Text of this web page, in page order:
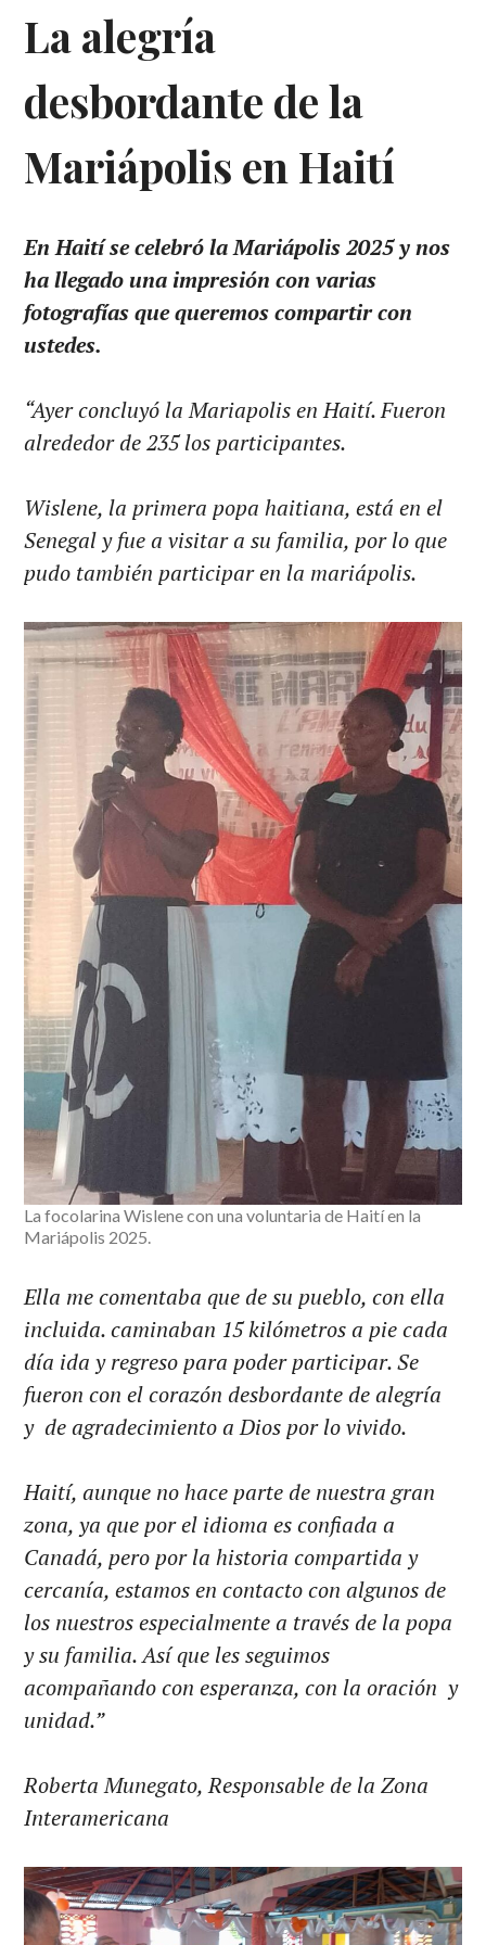
La alegría
desbordante de la
Mariápolis en Haití
En Haití se celebró la Mariápolis 2025 y nos
ha llegado una impresión con varias
fotografías que queremos compartir con
ustedes.
“Ayer concluyó la Mariapolis en Haití. Fueron
alrededor de 235 los participantes.
Wislene, la primera popa haitiana, está en el
Senegal y fue a visitar a su familia, por lo que
pudo también participar en la mariápolis.
La focolarina Wislene con una voluntaria de Haití en la
Mariápolis 2025.
Ella me comentaba que de su pueblo, con ella
incluida. caminaban 15 kilómetros a pie cada
día ida y regreso para poder participar. Se
fueron con el corazón desbordante de alegría
y de agradecimiento a Dios por lo vivido.
Haití, aunque no hace parte de nuestra gran
zona, ya que por el idioma es confiada a
Canadá, pero por la historia compartida y
cercanía, estamos en contacto con algunos de
los nuestros especialmente a través de la popa
y su familia. Así que les seguimos
acompañando con esperanza, con la oración y
unidad.”
Roberta Munegato, Responsable de la Zona
Interamericana